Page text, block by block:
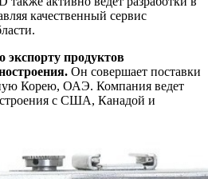
качественный сервис
экспорту продуктов
Он совершает поставки
Корею, ОАЭ. Компания ведет
с США, Канадой и